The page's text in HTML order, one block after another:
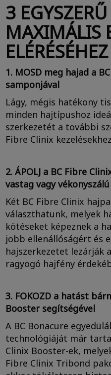
3
MAXIMÁLIS
ELÉRÉSÉHEZ
1. MOSD meg hajad a
samponjával
Lágy, mégis hatékony
minden hajtípushoz
szerkezetét a további
Fibre Clinix
2. ÁPOLJ a BC Fibre
vastag vagy
Két BC Fibre Clinix
választhatunk, melyek
kötéseket képeznek a
jobb ellenállóságért és
hajszerkezetet lezárják
ragyogó hajfény
3. FOKOZD a hatást
Booster segítségével
A BC Bonacure
technológiáját már
Clinix Booster-ek,
Fibre Clinix Tribond